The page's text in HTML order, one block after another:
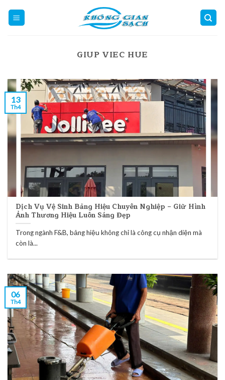
GIUP VIEC HUE
Dịch Vụ Vệ Sinh Bảng Hiệu Chuyên Nghiệp – Giữ Hình
Ảnh Thương Hiệu Luôn Sáng Đẹp
Trong ngành F&B, bảng hiệu không chỉ là công cụ nhận diện mà
còn là...
13
Th4
06
Th4